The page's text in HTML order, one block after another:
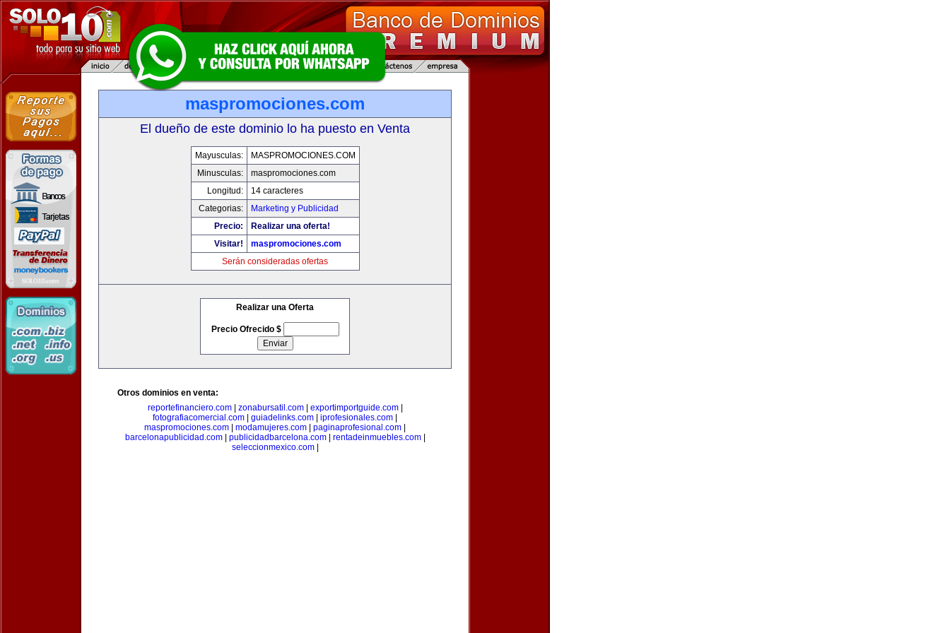
maspromociones.com
El dueño de este dominio lo ha puesto en Venta
Mayusculas:
MASPROMOCIONES.COM
Minusculas:
maspromociones.com
Longitud:
14 caracteres
Categorias:
Marketing y Publicidad
Precio:
Realizar una oferta!
Visitar!
maspromociones.com
Serán consideradas ofertas
Realizar una Oferta
Precio Ofrecido $
Otros dominios en venta:
reportefinanciero.com| zonabursatil.com| exportimportguide.com|
fotografiacomercial.com
guiadelinks.com iprofesionales.com
maspromociones.com
modamujeres.com paginaprofesional.com
barcelonapublicidad.com| publicidadbarcelona.com| rentadeinmuebles.com|
seleccionmexico.com|